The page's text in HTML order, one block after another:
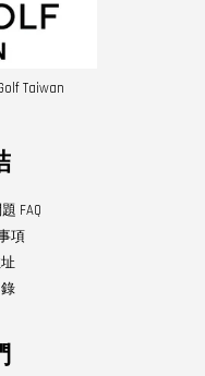
Taiwan
FAQ
項